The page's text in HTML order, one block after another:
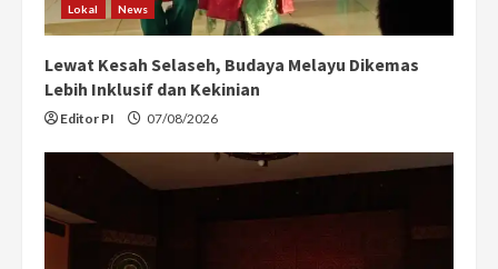
Lokal News
Lewat Kesah Selaseh, Budaya Melayu Dikemas
Lebih Inklusif dan Kekinian
Editor PI 07/08/2026